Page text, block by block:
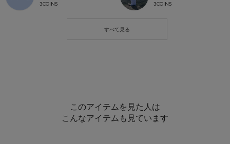
3COINS
3COINS
このアイテムを見た人は
こんなアイテムも見ています